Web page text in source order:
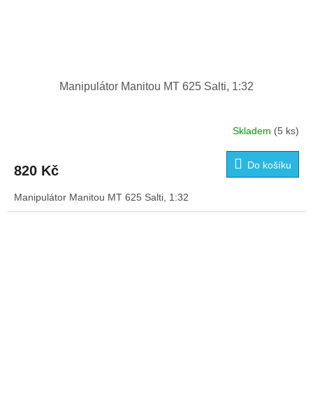
Manipulátor Manitou MT 625 Salti, 1:32
Skladem (5 ks)
820 Kč Do košíku
Manipulátor Manitou MT 625 Salti, 1:32